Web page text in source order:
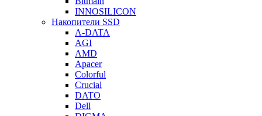
INNOSILICON
Накопители SSD
A-DATA
AGI
AMD
Apacer
Colorful
Crucial
DATO
Dell